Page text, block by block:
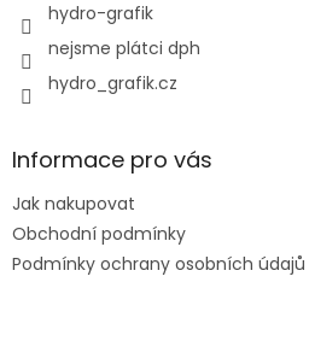
hydro-grafik
nejsme plátci dph
hydro_grafik.cz
Informace pro vás
Jak nakupovat
Obchodní podmínky
Podmínky ochrany osobních údajů